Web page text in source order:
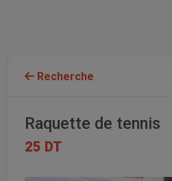
Recherche
Raquette de tennis
25 DT